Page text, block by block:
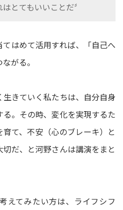
とてもいいことだ〞
はめて活用すれば、「自己へ
がる。
きていく私たちは、自分自身
。その時、変化を実現するた
て、不安（心のブレーキ）と
だ、と河野さんは講演をまと
えてみたい方は、ライフシフ